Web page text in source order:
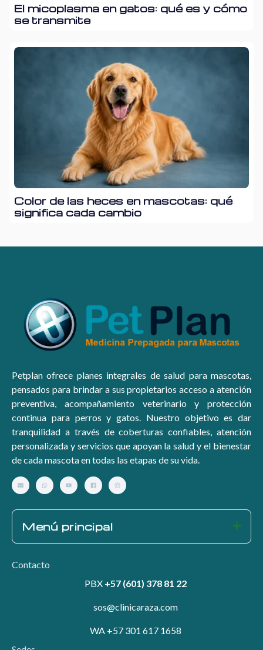
El micoplasma en gatos: qué es y cómo
se transmite
Color de las heces en mascotas: qué
significa cada cambio
Petplan ofrece planes integrales de salud para mascotas,
pensados para brindar a sus propietarios acceso a atención
preventiva, acompañamiento veterinario y protección
continua para perros y gatos. Nuestro objetivo es dar
tranquilidad a través de coberturas confiables, atención
personalizada y servicios que apoyan la salud y el bienestar
de cada mascota en todas las etapas de su vida.
Menú principal
Contacto
PBX +57 (601) 378 81 22
sos@clinicaraza.com
WA +57 301 617 1658